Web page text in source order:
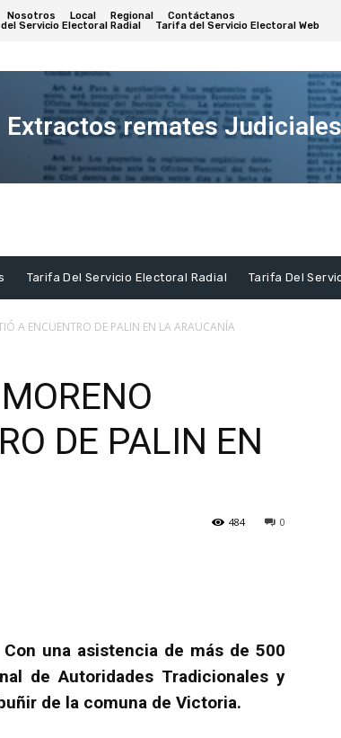
Nosotros Local Regional
Contáctanos
Servicio Electoral Radial
Tarifa del Servicio Electoral Web
Extractos remates Judiciales
Extracto
Tarifa Del Servicio Electoral Radial Tarifa Del
A ENCUENTRO DE PALIN EN LA ARAUCANÍA
DE PALIN EN
0
484
Con una asistencia de más de 500
de Autoridades Tradicionales y
de la comuna de Victoria.